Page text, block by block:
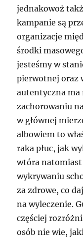
jednakowoż
kampanie są
organizacje
środki
jesteśmy w
pierwotnej oraz
autentyczna ma
zachorowaniu
w głównej
albowiem to
raka płuc, jak
wtóra natomiast
wykrywaniu
za zdrowe, co
na wyleczenie.
częściej
osób nie wie,